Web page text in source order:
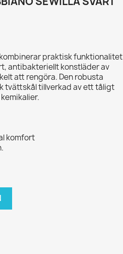
praktisk funktionalitet
antibakteriellt konstläder av
att rengöra. Den robusta
tvättskål tillverkad av ett tåligt
komfort